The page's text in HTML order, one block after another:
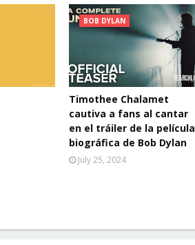
BOB DYLAN
Timothee Chalamet
cautiva a fans al cantar
en el tráiler de la película
biográfica de Bob Dylan
July 25, 2024